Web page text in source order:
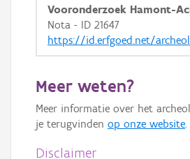
Vooronderzoek Hamont-
Nota - ID 21647
https://id.erfgoed.net/
Meer weten?
Meer informatie over het
je terugvinden op onze website.
Disclaimer